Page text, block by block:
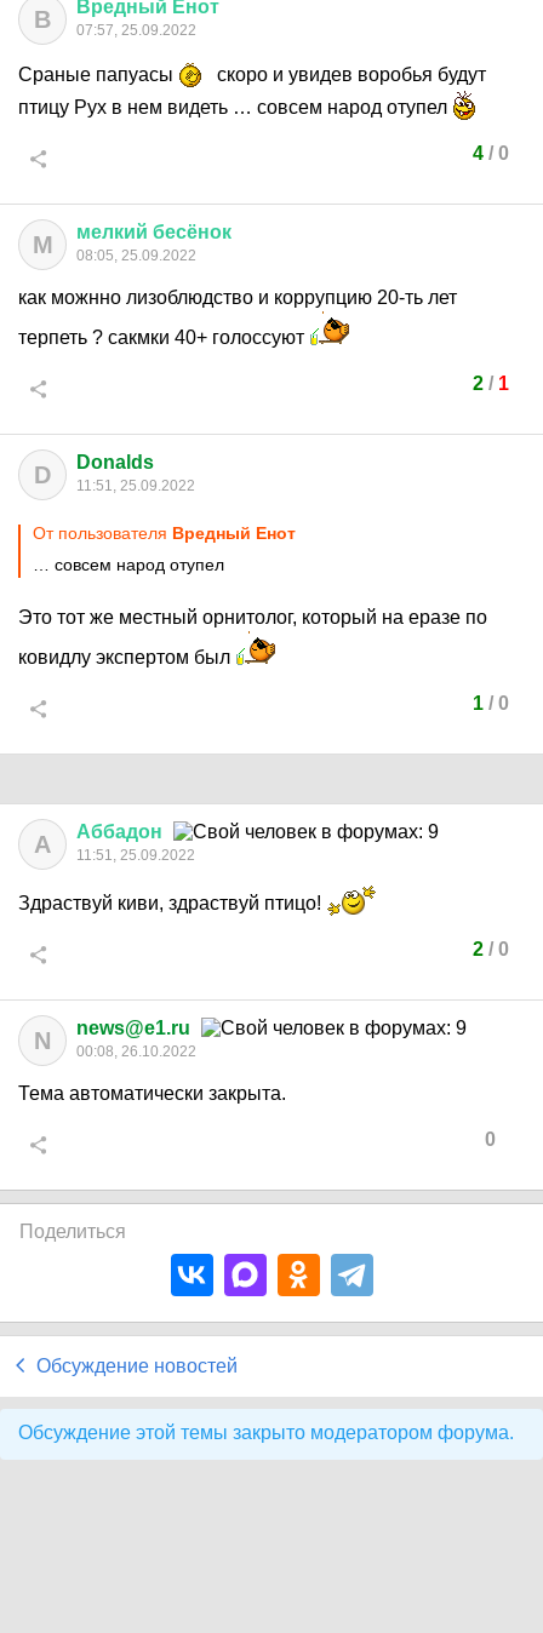
В Вредный Енот
07:57, 25.09.2022
Сраные папуасы
скоро и увидев воробья будут
птицу Рух в нем видеть … совсем народ отупел
4/ 0
М мелкий бесёнок
08:05, 25.09.2022
как можнно лизоблюдство и коррупцию 20-ть лет
терпеть ? сакмки 40+ голоссуют
2/ 1
D Donalds
11:51, 25.09.2022
От пользователя Вредный Енот
… совсем народ отупел
Это тот же местный орнитолог, который на еразе по
ковидлу экспертом был
1/ 0
А Аббадон
11:51, 25.09.2022
Здраствуй киви, здраствуй птицо!
2/ 0
N news@e1.ru
00:08, 26.10.2022
Тема автоматически закрыта.
0
Поделиться
Обсуждение новостей
Обсуждение этой темы закрыто модератором форума.